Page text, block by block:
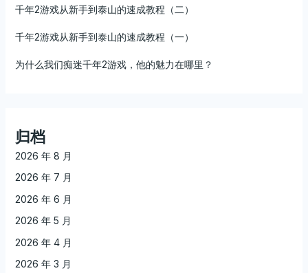
千年2游戏从新手到泰山的速成教程（二）
千年2游戏从新手到泰山的速成教程（一）
为什么我们痴迷千年2游戏，他的魅力在哪里？
归档
2026 年 8 月
2026 年 7 月
2026 年 6 月
2026 年 5 月
2026 年 4 月
2026 年 3 月